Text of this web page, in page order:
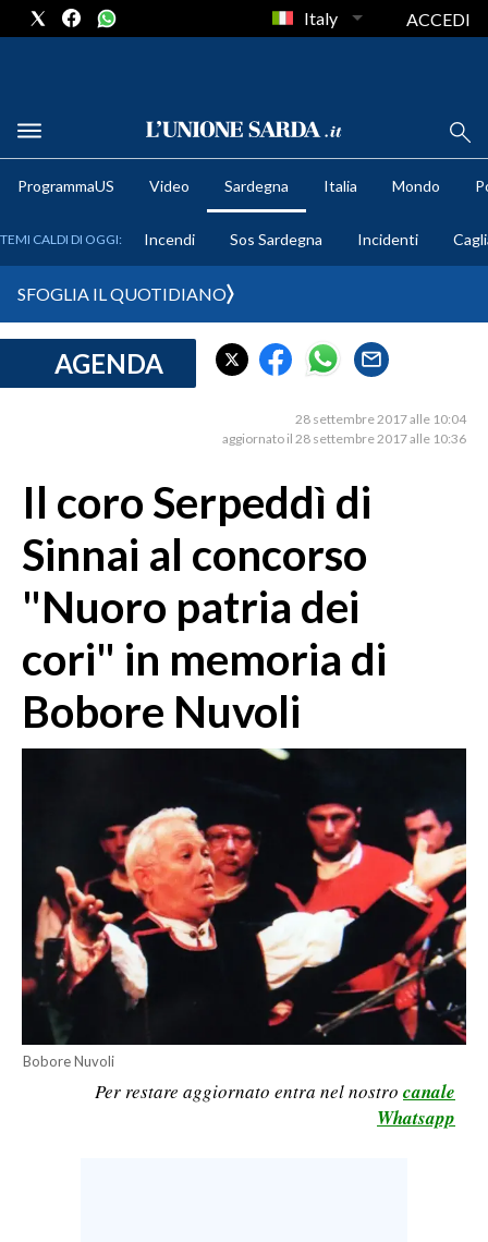
METEO
CRONACA SARDEGNA
MEDIO CAMPIDANO
SASSARI E PROVINCIA
GALLURA
NUORO E PROVINCIA
OGLIASTRA
AGENDA
CRONACA
POLITICA
ECONOMIA
SERVIZI ALLE IMPRESE
LAVORO
BANDI
SPORT IN SARDEGNA
Italy ACCEDI
ProgrammaUS Video Sardegna Italia Mondo
TEMI CALDI DI OGGI: Incendi Sos Sardegna Incidenti
SFOGLIA IL QUOTIDIANO
AGENDA
28 settembre 2017 alle 10:04
aggiornato il 28 settembre 2017 alle 10:36
Il coro Serpeddì di
Sinnai al concorso
"Nuoro patria dei
cori" in memoria di
Bobore Nuvoli
Bobore Nuvoli
Per restare aggiornato entra nel nostro canale
Whatsapp